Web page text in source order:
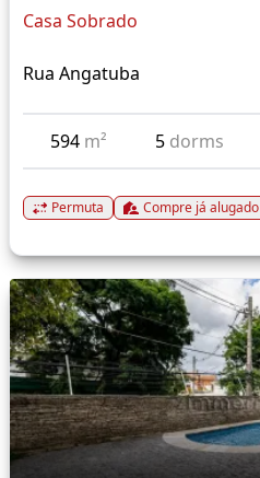
Casa Sobrado
Rua Angatuba
594 m² 5 dorms
Permuta Compre já alugado